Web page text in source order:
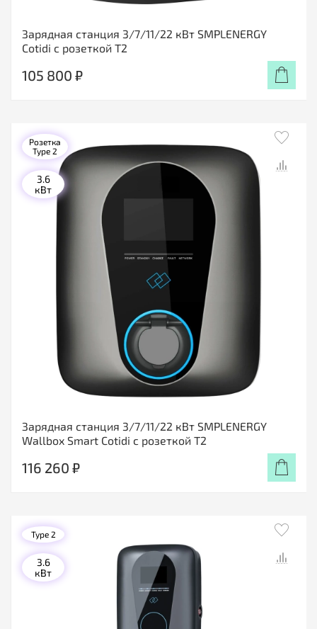
Зарядная станция 3/7/11/22 кВт SMPLENERGY
Cotidi с розеткой Т2
105 800 ₽
Зарядная станция 3/7/11/22 кВт SMPLENERGY
Wallbox Smart Cotidi с розеткой Т2
Розетка
Type 2
3.6
кВт
116 260 ₽
Type 2
3.6
кВт